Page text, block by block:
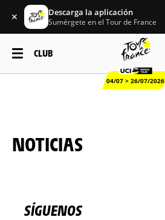
✕ Descarga la aplicación
Sumérgete en el Tour de France
CLUB
04/07 > 26/07/2026
NOTICIAS
SÍGUENOS